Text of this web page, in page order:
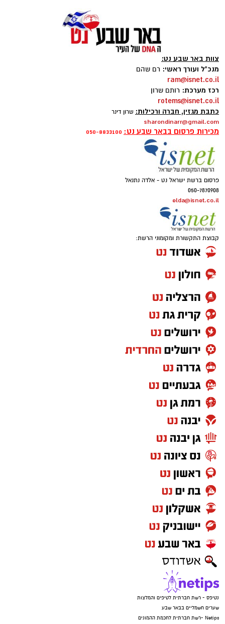
צוות באר שבע נט:
מנכ"ל ועורך ראשי: רם שהם
ram@isnet.co.il
רכז מערכת: רותם שרון
rotems@isnet.co.il
כתבת מגזין, חברה ורכילות: שרון דינר
sharondinarr@gmail.com
מכירות פרסום בבאר שבע נט: 050-8833100
פרסום ברשת ישראל נט - אלדה נתנאל
050-7870908
elda@isnet.co.il
קבוצת התקשורת ומקומוני הרשת:
נטיפס - רשת חברתית לטיפים והמלצות
שערים חשמליים בבאר שבע
Netips -רשת חברתית לחכמת ההמונים